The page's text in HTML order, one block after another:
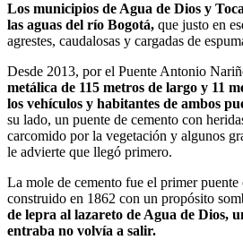
Los municipios de Agua de Dios y
las aguas del río Bogotá, que justo en
agrestes, caudalosas y cargadas de
Desde 2013, por el Puente Antonio
metálica de 115 metros de largo y 11
los vehículos y habitantes de ambos
su lado, un puente de cemento con
carcomido por la vegetación y algunos
le advierte que llegó primero.
La mole de cemento fue el primer
construido en 1862 con un propósito
de lepra al lazareto de Agua de Dios,
entraba no volvía a salir.